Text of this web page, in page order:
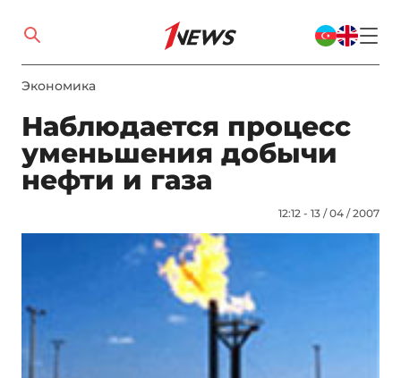
Экономика
Наблюдается процесс
уменьшения добычи
нефти и газа
12:12 - 13 / 04 / 2007